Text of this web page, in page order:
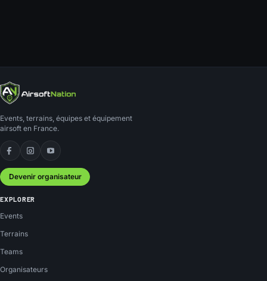
Events, terrains, équipes et équipement
airsoft en France.
Facebook
Instagram
YouTube
Devenir organisateur
EXPLORER
Events
Terrains
Teams
Organisateurs